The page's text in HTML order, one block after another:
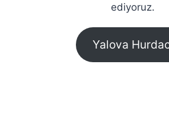
ediyoruz.
Yalova